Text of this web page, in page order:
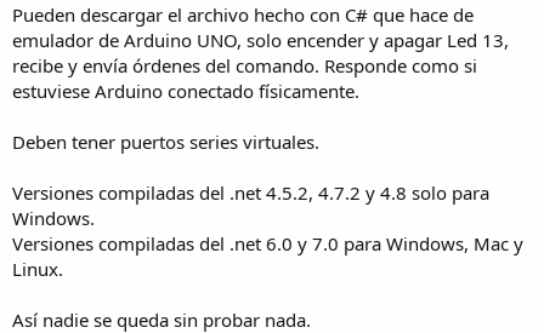
Pueden descargar el archivo hecho con C# que hace de
emulador de Arduino UNO, solo encender y apagar Led 13,
recibe y envía órdenes del comando. Responde como si
estuviese Arduino conectado físicamente.
Deben tener puertos series virtuales.
Versiones compiladas del .net 4.5.2, 4.7.2 y 4.8 solo para
Windows.
Versiones compiladas del .net 6.0 y 7.0 para Windows, Mac y
Linux.
Así nadie se queda sin probar nada.